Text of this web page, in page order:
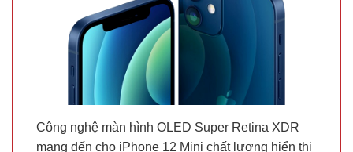
Công nghệ màn hình OLED Super Retina XDR
mang đến cho iPhone 12 Mini chất lượng hiển thị